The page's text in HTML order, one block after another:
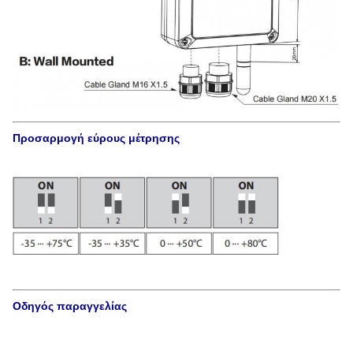
Προσαρμογή εύρους μέτρησης
Οδηγός παραγγελίας